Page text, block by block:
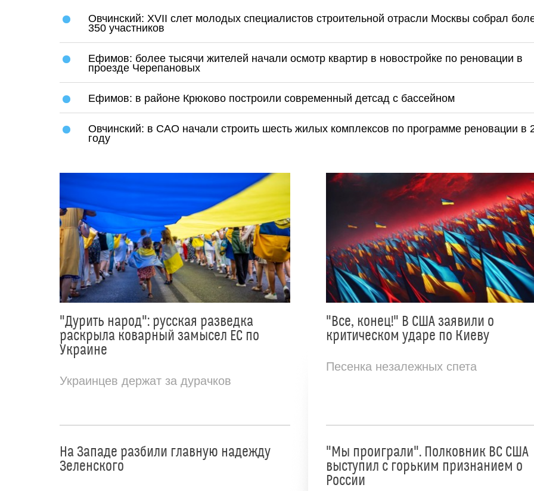
Овчинский: XVII слет молодых специалистов строительной отрасли Москвы собрал
350 участников
Ефимов: более тысячи жителей начали осмотр квартир в новостройке по реновации в
проезде Черепановых
Ефимов: в районе Крюково построили современный детсад с бассейном
Овчинский: в САО начали строить шесть жилых комплексов по программе реновации в
году
"Дурить народ": русская разведка
раскрыла коварный замысел ЕС по
Украине
Украинцев держат за дурачков
На Западе разбили главную надежду
Зеленского
"Все, конец!" В США заявили о
критическом ударе по Киеву
Песенка незалежных спета
"Мы проиграли". Полковник ВС США
выступил с горьким признанием о
России